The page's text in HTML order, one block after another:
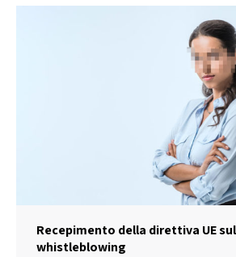
Recepimento della direttiva UE sul
whistleblowing